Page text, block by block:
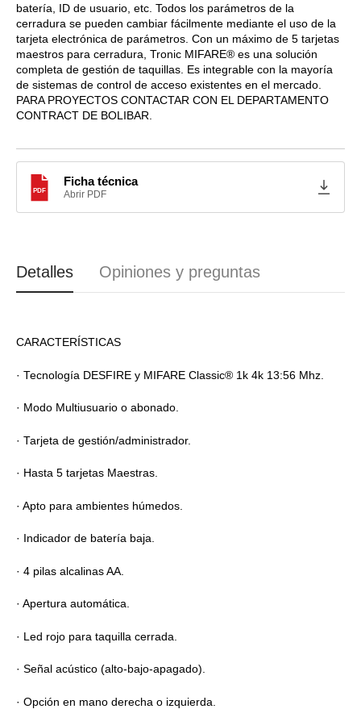
batería, ID de usuario, etc. Todos los parámetros de la
cerradura se pueden cambiar fácilmente mediante el uso de la
tarjeta electrónica de parámetros. Con un máximo de 5 tarjetas
maestros para cerradura, Tronic MIFARE® es una solución
completa de gestión de taquillas. Es integrable con la mayoría
de sistemas de control de acceso existentes en el mercado.
PARA PROYECTOS CONTACTAR CON EL DEPARTAMENTO
CONTRACT DE BOLIBAR.
PDF
Ficha técnica
Abrir PDF
Detalles Opiniones y preguntas
CARACTERÍSTICAS
· Tecnología DESFIRE y MIFARE Classic® 1k 4k 13:56 Mhz.
· Modo Multiusuario o abonado.
· Tarjeta de gestión/administrador.
· Hasta 5 tarjetas Maestras.
· Apto para ambientes húmedos.
· Indicador de batería baja.
· 4 pilas alcalinas AA.
· Apertura automática.
· Led rojo para taquilla cerrada.
· Señal acústico (alto-bajo-apagado).
· Opción en mano derecha o izquierda.